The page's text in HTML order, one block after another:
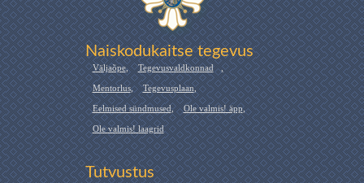
Naiskodukaitse tegevus
Väljaõpe, Tegevusvaldkonnad ,
Mentorlus, Tegevusplaan,
Eelmised sündmused, Ole valmis! äpp,
Ole valmis! laagrid
Tutvustus